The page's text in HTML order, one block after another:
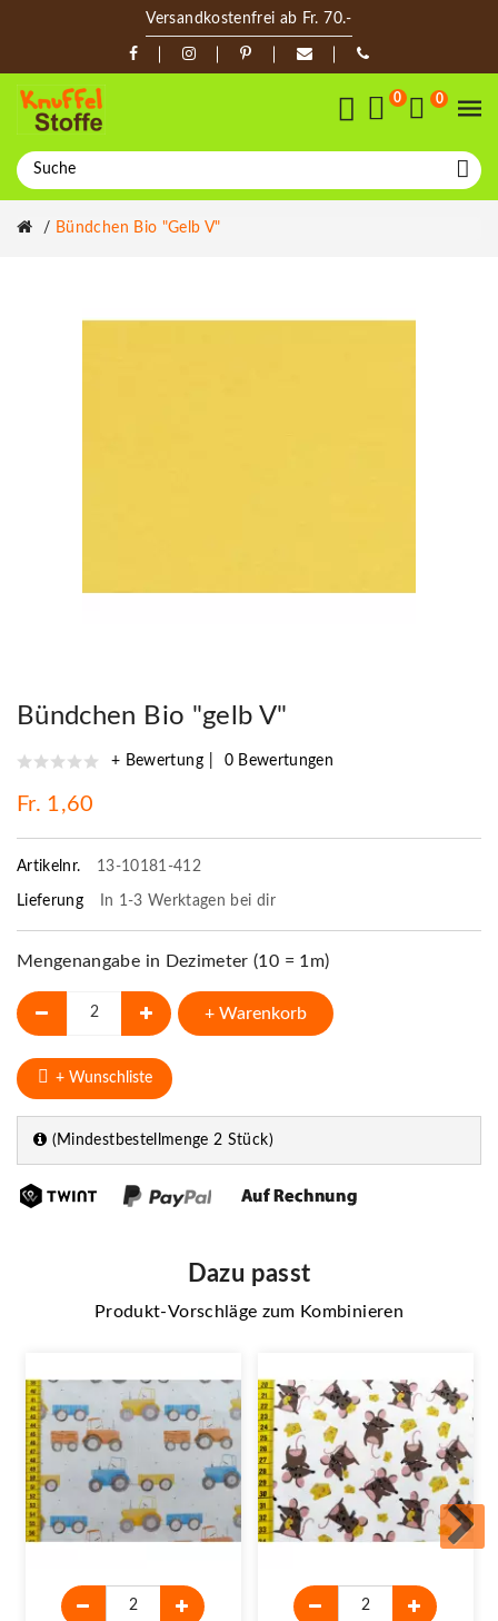
Versandkostenfrei ab Fr. 70.-
0 0
Bündchen Bio "gelb V"
Bündchen Bio "gelb V"
+ Bewertung 0 Bewertungen
Fr. 1,60
Artikelnr. 13-10181-412
Lieferung In 1-3 Werktagen bei dir
Mengenangabe in Dezimeter (10 = 1m)
+ Warenkorb
+ Wunschliste
(Mindestbestellmenge 2 Stück)
Dazu passt
Produkt-Vorschläge zum Kombinieren